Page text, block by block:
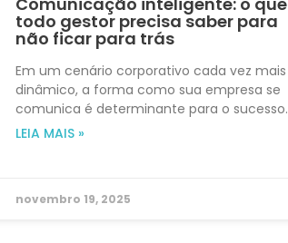
todo gestor precisa saber para
não ficar para trás
Em um cenário corporativo cada vez mais
dinâmico, a forma como sua empresa se
comunica é determinante para o sucesso.
LEIA MAIS »
novembro 19, 2025